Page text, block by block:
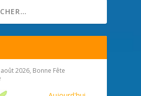
2026, Bonne Fête